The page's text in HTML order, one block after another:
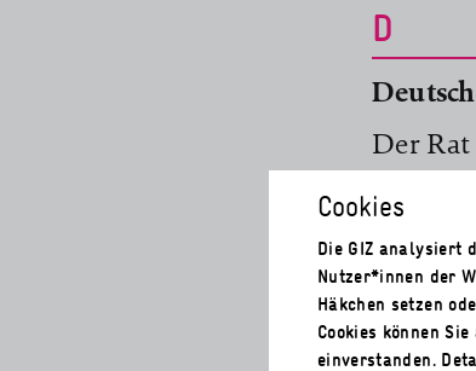
D
Der
Cookies
Die GIZ analysiert
Nutzer*innen der
Häkchen setzen
Cookies können
einverstanden.